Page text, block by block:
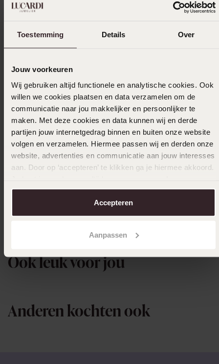
Toestemming Details Over
Jouw voorkeuren
Wij gebruiken altijd functionele en analytische cookies. Ook
willen we cookies plaatsen en data verzamelen om de
communicatie naar jou makkelijker en persoonlijker te
maken. Met deze cookies en data kunnen wij en derde
partijen jouw internetgedrag binnen en buiten onze website
volgen en verzamelen. Hiermee passen wij en derden onze
website, advertenties en communicatie aan jouw interesses
aan. Door op ‘accepteren’ te klikken ga je hiermee akkoord.
over in onscookiebeleid.
Accepteren
Aanpassen
100.0%
Verzameld onder deGebruiksvoorwaardenvan
Trusted shops
Filter
26-12-2024 - G G.
Uitverkocht
Ook leuk voor jou
Anderen kochten ook